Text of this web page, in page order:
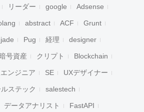
リーダー google Adsense
abstract ACF Grunt
jade Pug 経理 designer
暗号資産 クリプト Blockchain
ンジニア SE UXデザイナー
ステック salestech
データアナリスト FastAPI